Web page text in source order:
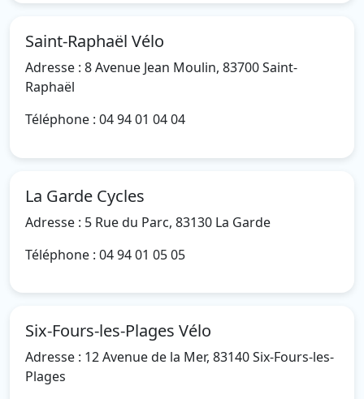
Saint-Raphaël Vélo
Adresse : 8 Avenue Jean Moulin, 83700 Saint-
Raphaël
Téléphone : 04 94 01 04 04
La Garde Cycles
Adresse : 5 Rue du Parc, 83130 La Garde
Téléphone : 04 94 01 05 05
Six-Fours-les-Plages Vélo
Adresse : 12 Avenue de la Mer, 83140 Six-Fours-les-
Plages